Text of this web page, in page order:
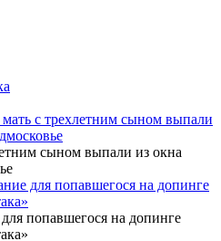
с трехлетним сыном выпали
для попавшегося на допинге